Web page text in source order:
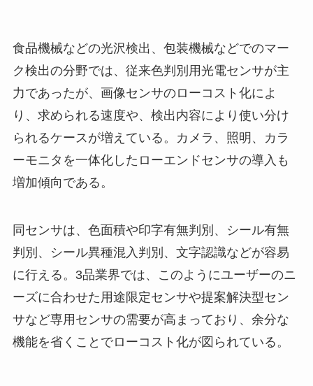
食品機械などの光沢検出、包装機械などでのマー
ク検出の分野では、従来色判別用光電センサが主
力であったが、画像センサのローコスト化によ
り、求められる速度や、検出内容により使い分け
られるケースが増えている。カメラ、照明、カラ
ーモニタを一体化したローエンドセンサの導入も
増加傾向である。
同センサは、色面積や印字有無判別、シール有無
判別、シール異種混入判別、文字認識などが容易
に行える。3品業界では、このようにユーザーのニ
ーズに合わせた用途限定センサや提案解決型セン
サなど専用センサの需要が高まっており、余分な
機能を省くことでローコスト化が図られている。